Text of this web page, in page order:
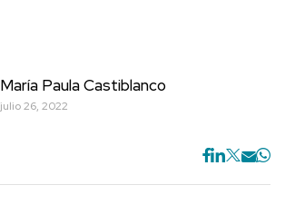
María Paula Castiblanco
julio 26, 2022